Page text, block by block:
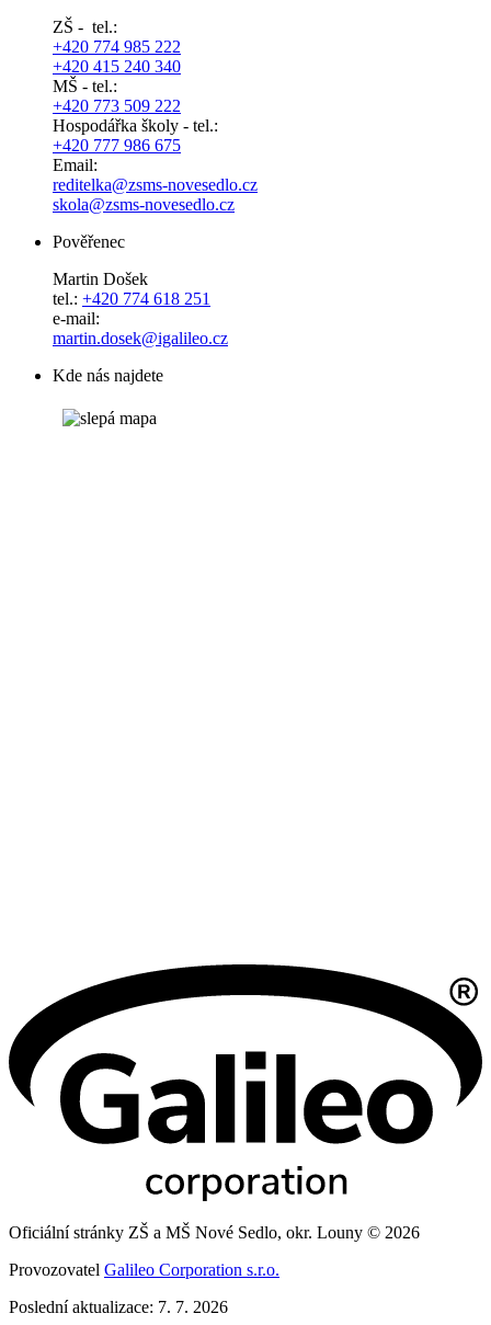
ZŠ - tel.:
+420 774 985 222
+420 415 240 340
MŠ - tel.:
+420 773 509 222
Hospodářka školy - tel.:
+420 777 986 675
Email:
reditelka@zsms-novesedlo.cz
skola@zsms-novesedlo.cz
Pověřenec
Martin Došek
tel.: +420 774 618 251
e-mail:
​​​​​​​martin.dosek@igalileo.cz
Kde nás najdete
Oficiální stránky ZŠ a MŠ Nové Sedlo, okr. Louny © 2026
Provozovatel Galileo Corporation s.r.o.
Poslední aktualizace: 7. 7. 2026